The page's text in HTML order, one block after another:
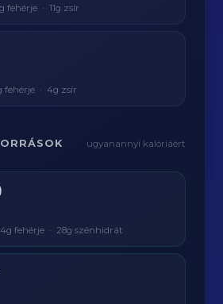
fehérje · 11g zsír
fehérje · 4g zsír
ugyanannyi kalóriáért
fehérje · 28g szénhidrát